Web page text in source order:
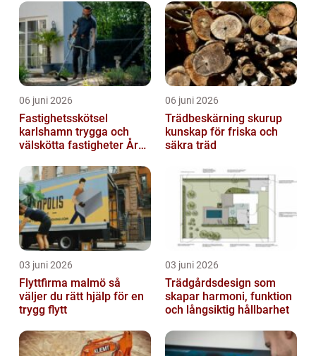
06 juni 2026
Fastighetsskötsel
karlshamn trygga och
välskötta fastigheter Året
06 juni 2026
Trädbeskärning skurup
kunskap för friska och
säkra träd
03 juni 2026
Flyttfirma malmö så
väljer du rätt hjälp för en
trygg flytt
03 juni 2026
Trädgårdsdesign som
skapar harmoni, funktion
och långsiktig hållbarhet